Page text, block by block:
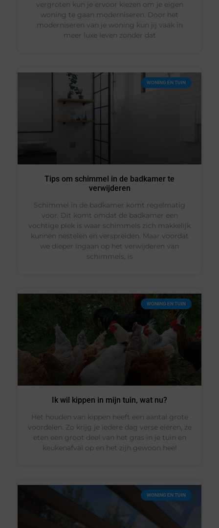
vergroten kun je ervoor kiezen om je eigen
woning te gaan moderniseren. Door het
moderniseren van je woning kun jij vaak in
meer luxe leven zonder dat
WONING EN TUIN
Tips om schimmel in de badkamer te
verwijderen
Schimmel in de badkamer komt regelmatig
voor. Dit komt omdat de badkamer een
vochtige plek is waar schimmels zich makkelijk
kunnen nestelen en verspreiden. Maar voordat
we dieper ingaan op het verwijderen van
schimmels, is
WONING EN TUIN
Ik wil kippen in mijn tuin, wat nu?
Het houden van kippen heeft een aantal grote
voordelen. Zo krijg je iedere dag verse eieren, ze
eten een groot deel van het gras in je tuin en
keukenafval op en het zijn gewoon heel
WONING EN TUIN